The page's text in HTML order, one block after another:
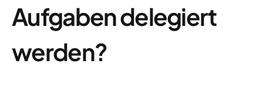
Aufgaben delegiert
werden?